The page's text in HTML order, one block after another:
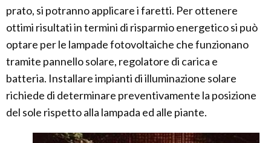
prato, si potranno applicare i faretti. Per ottenere
ottimi risultati in termini di risparmio energetico si può
optare per le lampade fotovoltaiche che funzionano
tramite pannello solare, regolatore di carica e
batteria. Installare impianti di illuminazione solare
richiede di determinare preventivamente la posizione
del sole rispetto alla lampada ed alle piante.